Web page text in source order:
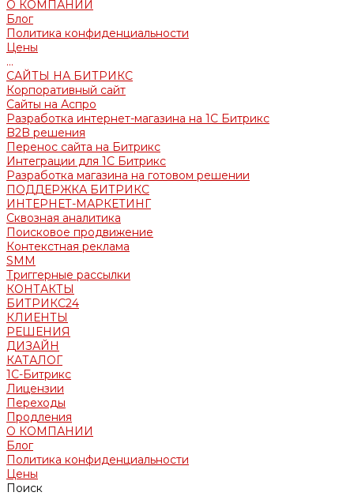
О КОМПАНИИ
Блог
Политика конфиденциальности
Цены
...
САЙТЫ НА БИТРИКС
Корпоративный сайт
Сайты на Аспро
Разработка интернет-магазина на 1С Битрикс
B2B решения
Перенос сайта на Битрикс
Интеграции для 1С Битрикс
Разработка магазина на готовом решении
ПОДДЕРЖКА БИТРИКС
ИНТЕРНЕТ-МАРКЕТИНГ
Сквозная аналитика
Поисковое продвижение
Контекстная реклама
SMM
Триггерные рассылки
КОНТАКТЫ
БИТРИКС24
КЛИЕНТЫ
РЕШЕНИЯ
ДИЗАЙН
КАТАЛОГ
1С-Битрикс
Лицензии
Переходы
Продления
О КОМПАНИИ
Блог
Политика конфиденциальности
Цены
Поиск